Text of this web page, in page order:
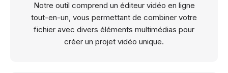
Notre outil comprend un éditeur vidéo en ligne
tout-en-un, vous permettant de combiner votre
fichier avec divers éléments multimédias pour
créer un projet vidéo unique.